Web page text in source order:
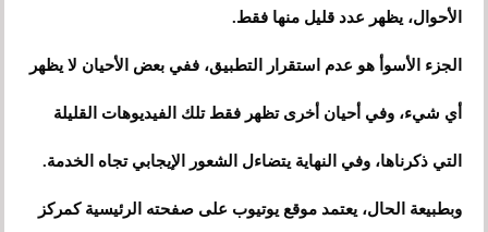
الأحوال، يظهر عدد قليل منها فقط.
الجزء الأسوأ هو عدم استقرار التطبيق، ففي بعض الأحيان لا يظهر
أي شيء، وفي أحيان أخرى تظهر فقط تلك الفيديوهات القليلة
التي ذكرناها، وفي النهاية يتضاءل الشعور الإيجابي تجاه الخدمة.
وبطبيعة الحال، يعتمد موقع يوتيوب على صفحته الرئيسية كمركز